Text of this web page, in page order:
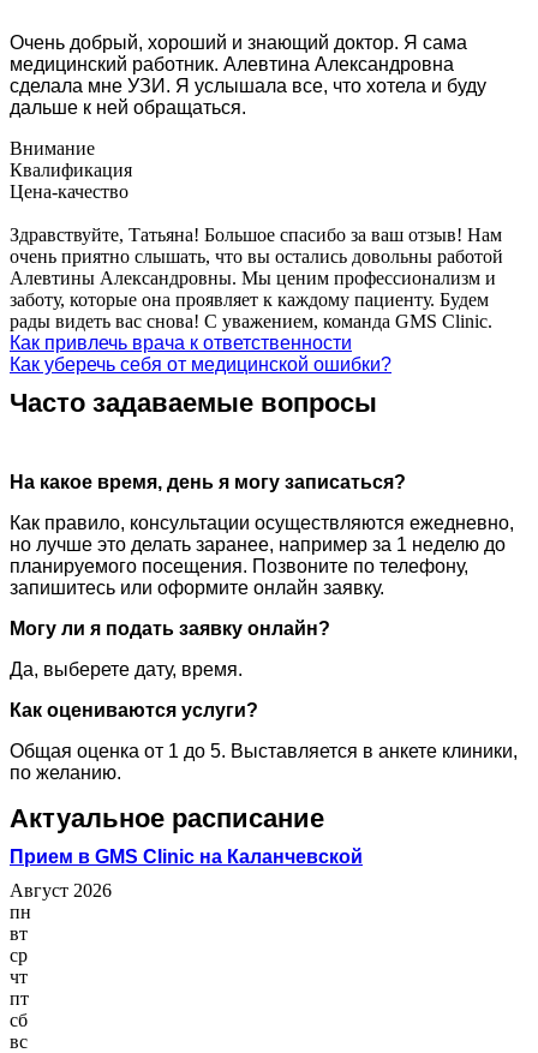
Очень добрый, хороший и знающий доктор. Я сама
медицинский работник. Алевтина Александровна
сделала мне УЗИ. Я услышала все, что хотела и буду
дальше к ней обращаться.
Внимание
Квалификация
Цена-качество
Здравствуйте, Татьяна! Большое спасибо за ваш отзыв! Нам
очень приятно слышать, что вы остались довольны работой
Алевтины Александровны. Мы ценим профессионализм и
заботу, которые она проявляет к каждому пациенту. Будем
рады видеть вас снова! С уважением, команда GMS Clinic.
Как привлечь врача к ответственности
Как уберечь себя от медицинской ошибки?
Часто задаваемые вопросы
На какое время, день я могу записаться?
Как правило, консультации осуществляются ежедневно,
но лучше это делать заранее, например за 1 неделю до
планируемого посещения. Позвоните по телефону,
запишитесь или оформите онлайн заявку.
Могу ли я подать заявку онлайн?
Да, выберете дату, время.
Как оцениваются услуги?
Общая оценка от 1 до 5. Выставляется в анкете клиники,
по желанию.
Актуальное расписание
Прием в GMS Clinic на Каланчевской
Август 2026
пн
вт
ср
чт
пт
сб
вс